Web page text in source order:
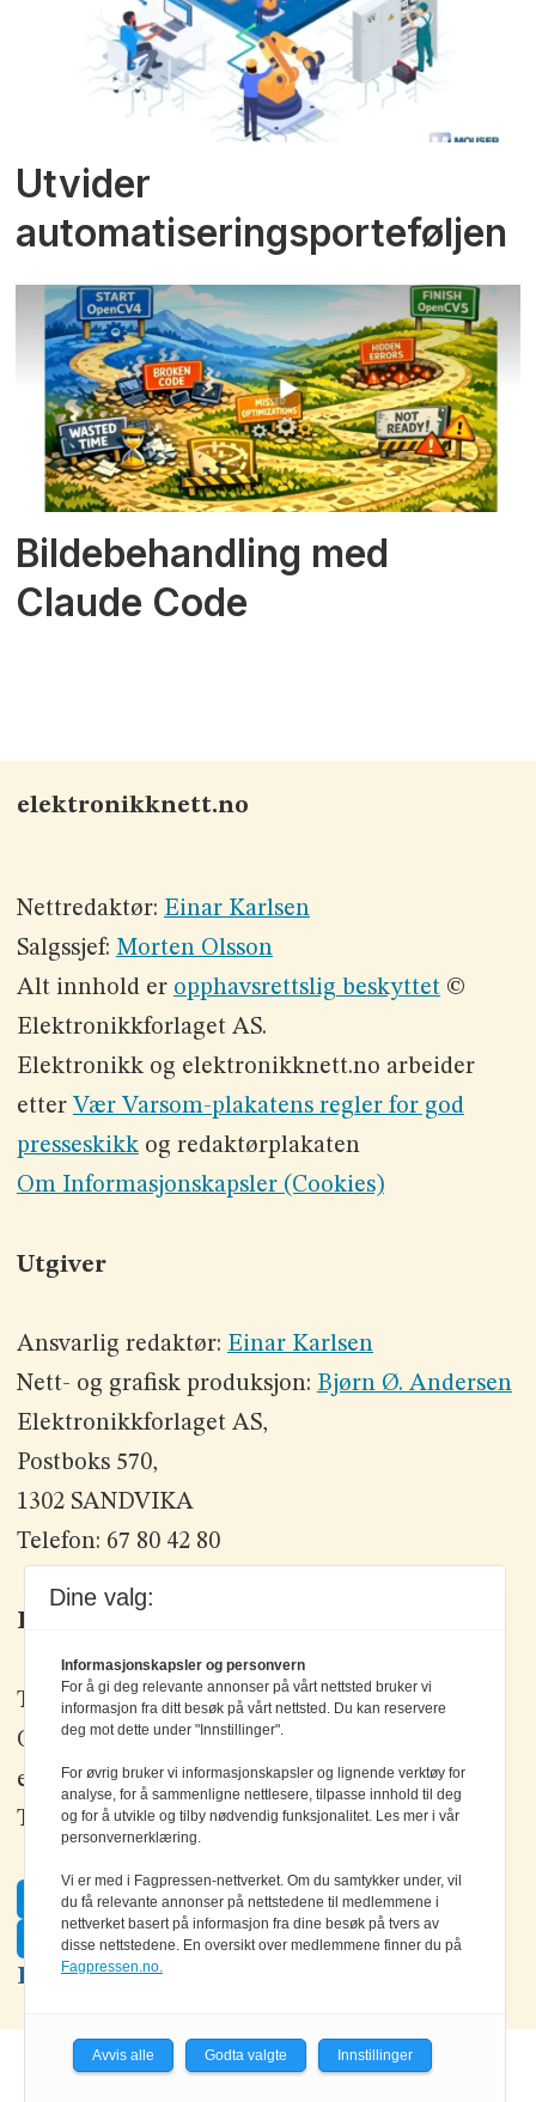
Utvider
automatiseringsporteføljen
Bildebehandling med
Claude Code
elektronikknett.no
Nettredaktør: Einar Karlsen
Salgssjef: Morten Olsson
Alt innhold er opphavsrettslig beskyttet©
Elektronikkforlaget AS.
Elektronikk og elektronikknett.no arbeider
etter Vær Varsom-plakatens regler for god
presseskikkog redaktørplakaten
Om Informasjonskapsler (Cookies)
Utgiver
Ansvarlig redaktør: Einar Karlsen
Nett- og grafisk produksjon: Bjørn Ø. Andersen
Elektronikkforlaget AS,
Postboks 570,
1302 SANDVIKA
Telefon: 67 80 42 80
Kontakt oss
Tlf: +47 67 80 42 80
Olav Brunborgs vei 6, 1396 Billingstad
epost: elektronikk@elektronikkforlaget.no
Tips oss:tips@elektronikkforlaget.no
Facebook
Twitter
LinkedIn
Dine valg:
Informasjonskapsler og personvern
For å gi deg relevante annonser på vårt nettsted bruker vi
informasjon fra ditt besøk på vårt nettsted. Du kan reservere
deg mot dette under "Innstillinger".
For øvrig bruker vi informasjonskapsler og lignende verktøy for
analyse, for å sammenligne nettlesere, tilpasse innhold til deg
og for å utvikle og tilby nødvendig funksjonalitet. Les mer i vår
personvernerklæring.
Vi er med i Fagpressen-nettverket. Om du samtykker under, vil
du få relevante annonser på nettstedene til medlemmene i
nettverket basert på informasjon fra dine besøk på tvers av
disse nettstedene. En oversikt over medlemmene finner du på
Fagpressen.no.
Avvis alle Godta valgte Innstillinger